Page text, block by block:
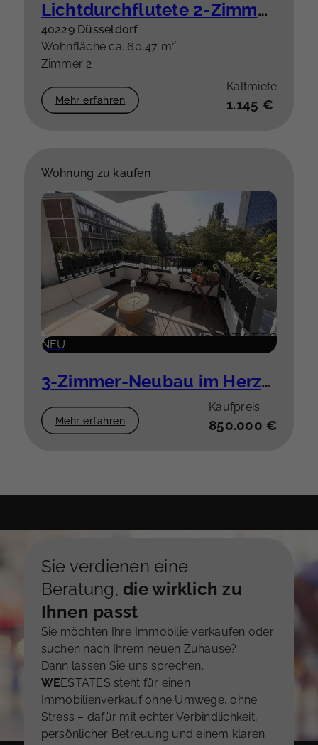
Lichtdurchflutete 2-Zimmer-Wohnung mit Balkon – hochwertige Einbauküche optional
40229 Düsseldorf
Wohnfläche ca. 60,47 m²
Zimmer 2
Mehr erfahren
Kaltmiete
1.145 €
Wohnung zu kaufen
NEU
3-Zimmer-Neubau im Herzen der Stadt
Mehr erfahren
Kaufpreis
850.000 €
Sie verdienen eine
Beratung, die wirklich zu
Ihnen passt
Sie möchten Ihre Immobilie verkaufen oder
suchen nach Ihrem neuen Zuhause?
Dann lassen Sie uns sprechen.
WEESTATES steht für einen
Immobilienverkauf ohne Umwege, ohne
Stress – dafür mit echter Verbindlichkeit,
persönlicher Betreuung und einem klaren